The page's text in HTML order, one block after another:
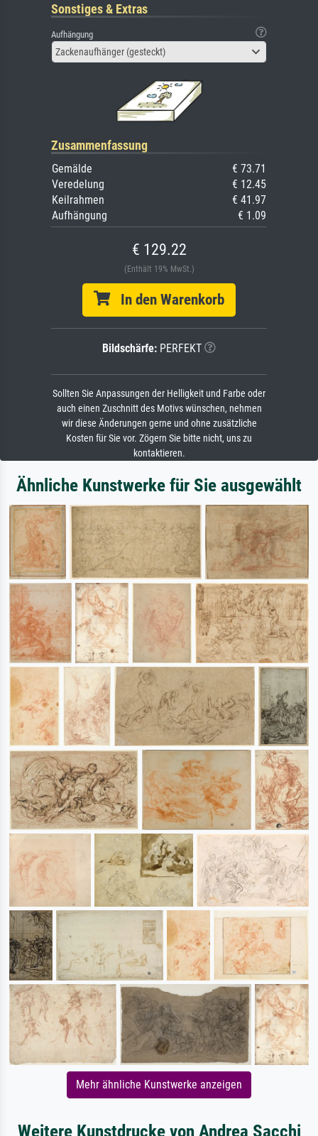
Sonstiges & Extras
Aufhängung
Zackenaufhänger (gesteckt)
Zusammenfassung
Gemälde
€ 73.71
Veredelung
€ 12.45
Keilrahmen
€ 41.97
Aufhängung
€ 1.09
€ 129.22
(Enthält 19% MwSt.)
In den Warenkorb
Bildschärfe: PERFEKT
Sollten Sie Anpassungen der Helligkeit und Farbe oder
auch einen Zuschnitt des Motivs wünschen, nehmen
wir diese Änderungen gerne und ohne zusätzliche
Kosten für Sie vor. Zögern Sie bitte nicht, uns zu
kontaktieren.
Ähnliche Kunstwerke für Sie ausgewählt
Mehr ähnliche Kunstwerke anzeigen
Weitere Kunstdrucke von Andrea Sacchi